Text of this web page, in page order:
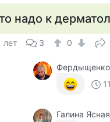
надо к
лет 3 0
Галина Ясная